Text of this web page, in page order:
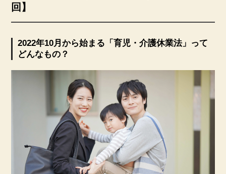
回】
2022年10月から始まる「育児・介護休業法」って
どんなもの？